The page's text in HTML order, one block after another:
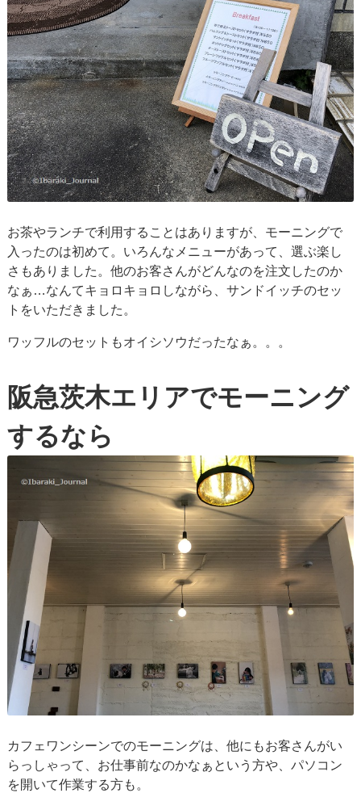
お茶やランチで利用することはありますが、モーニングで
入ったのは初めて。いろんなメニューがあって、選ぶ楽し
さもありました。他のお客さんがどんなのを注文したのか
なぁ…なんてキョロキョロしながら、サンドイッチのセッ
トをいただきました。
ワッフルのセットもオイシソウだったなぁ。。。
阪急茨木エリアでモーニング
するなら
カフェワンシーンでのモーニングは、他にもお客さんがい
らっしゃって、お仕事前なのかなぁという方や、パソコン
を開いて作業する方も。